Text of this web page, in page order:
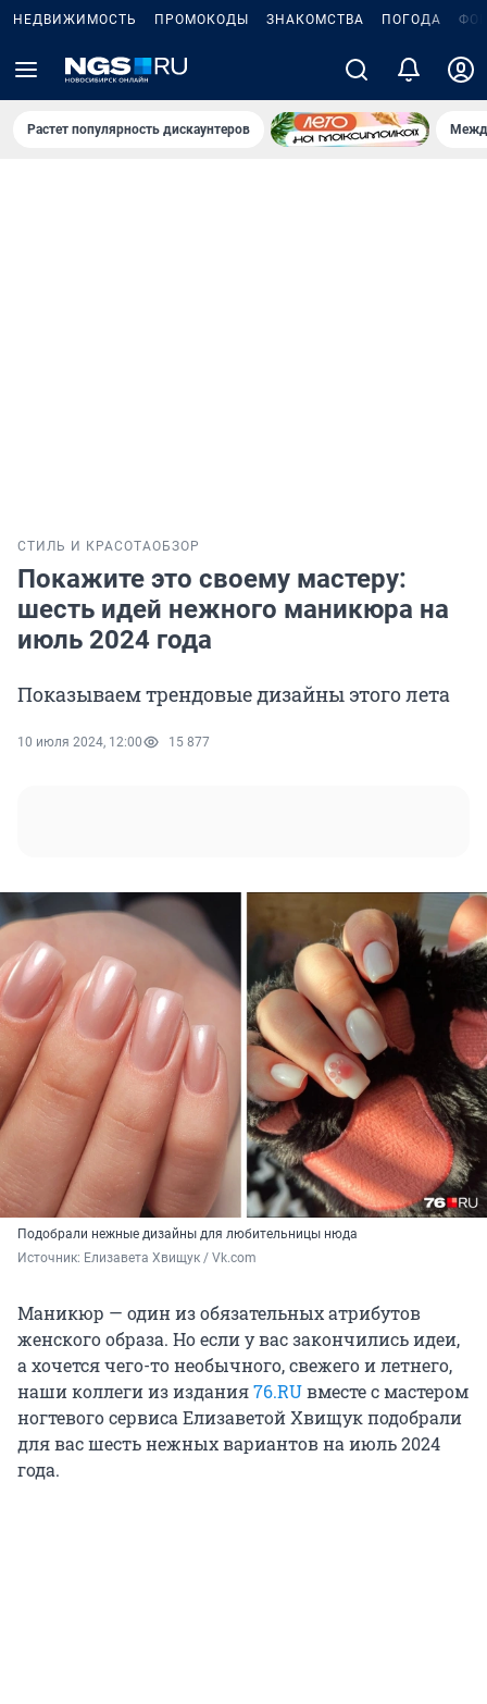
НЕДВИЖИМОСТЬ ПРОМОКОДЫ ЗНАКОМСТВА ПОГОДА
Растет популярность дискаунтеров
СТИЛЬ И КРАСОТАОБЗОР
Покажите это своему мастеру:
шесть идей нежного маникюра на
июль 2024 года
Показываем трендовые дизайны этого лета
10 июля 2024, 12:00 15 877
Подобрали нежные дизайны для любительницы нюда
Источник: Елизавета Хвищук / Vk.com
Маникюр — один из обязательных атрибутов
женского образа. Но если у вас закончились идеи,
а хочется чего-то необычного, свежего и летнего,
наши коллеги из издания76.RUвместе с мастером
ногтевого сервиса Елизаветой Хвищук подобрали
для вас шесть нежных вариантов на июль 2024
года.